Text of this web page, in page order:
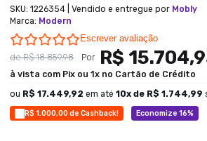
R$ 1.000,00 de Cashback! Economize 16%
SKU: 1226354 | Vendido e entregue por Mobly
Marca: Modern
0.0 star rating
Escrever avaliação
deR$ 18.859,98 Por R$
à vista com Pix ou 1x no Cartão de Crédito
ou R$ 17.449,92 em até 10x de R$ 1.744,99